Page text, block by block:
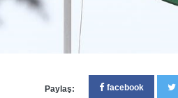
Paylaş: facebook